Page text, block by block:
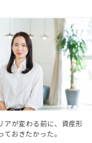
アが変わる前に、資産形
おきたかった。